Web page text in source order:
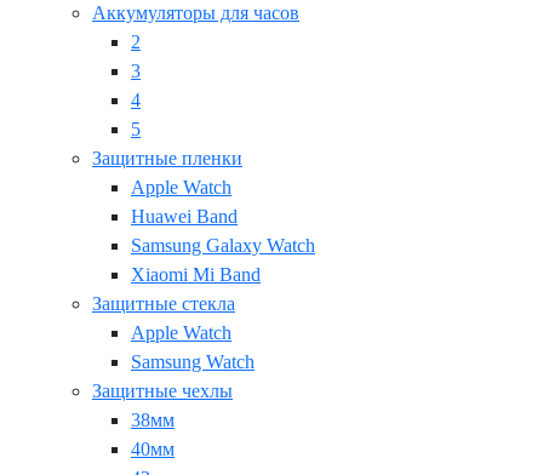
Аккумуляторы для часов
2
3
4
5
Защитные пленки
Apple Watch
Huawei Band
Samsung Galaxy Watch
Xiaomi Mi Band
Защитные стекла
Apple Watch
Samsung Watch
Защитные чехлы
38мм
40мм